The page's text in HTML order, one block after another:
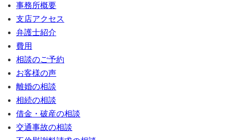
事務所概要
支店アクセス
弁護士紹介
費用
相談のご予約
お客様の声
離婚の相談
相続の相談
借金・破産の相談
交通事故の相談